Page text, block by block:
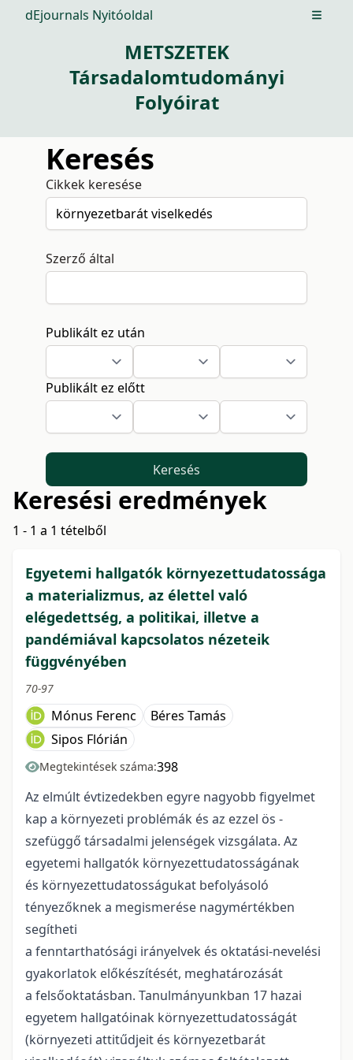
dEjournals Nyitóoldal Open
METSZETEK
Társadalomtudományi
Folyóirat
Keresés
Cikkek keresése
Szerző által
Publikált ez után
Publikált ez előtt
Keresés
Keresési eredmények
1 - 1 a 1 tételből
Egyetemi hallgatók környezettudatossága
a materializmus, az élettel való
elégedettség, a politikai, illetve a
pandémiával kapcsolatos nézeteik
függvényében
70-97
Mónus Ferenc
Béres Tamás
Sipos Flórián
Megtekintések száma:398
Az elmúlt évtizedekben egyre nagyobb figyelmet
kap a környezeti problémák és az ezzel ös -
szefüggő társadalmi jelenségek vizsgálata. Az
egyetemi hallgatók környezettudatosságának
és környezettudatosságukat befolyásoló
tényezőknek a megismerése nagymértékben
segítheti
a fenntarthatósági irányelvek és oktatási-nevelési
gyakorlatok előkészítését, meghatározását
a felsőoktatásban. Tanulmányunkban 17 hazai
egyetem hallgatóinak környezettudatosságát
(környezeti attitűdjeit és környezetbarát